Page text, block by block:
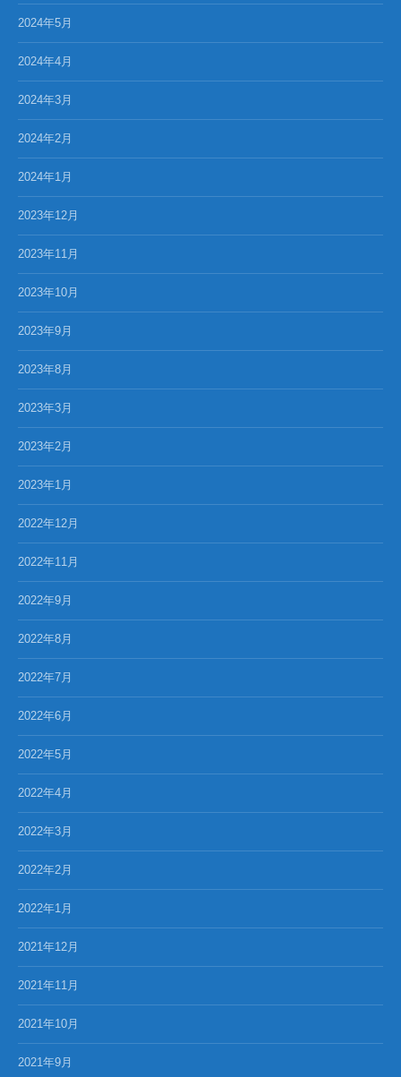
2024年5月
2024年4月
2024年3月
2024年2月
2024年1月
2023年12月
2023年11月
2023年10月
2023年9月
2023年8月
2023年3月
2023年2月
2023年1月
2022年12月
2022年11月
2022年9月
2022年8月
2022年7月
2022年6月
2022年5月
2022年4月
2022年3月
2022年2月
2022年1月
2021年12月
2021年11月
2021年10月
2021年9月